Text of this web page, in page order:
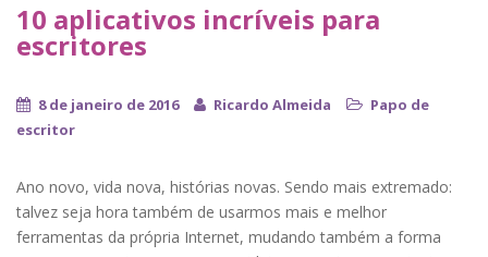
10 aplicativos incríveis para
escritores
8 de janeiro de 2016 Ricardo Almeida
Papo de
escritor
Ano novo, vida nova, histórias novas. Sendo mais extremado:
talvez seja hora também de usarmos mais e melhor
ferramentas da própria Internet, mudando também a forma